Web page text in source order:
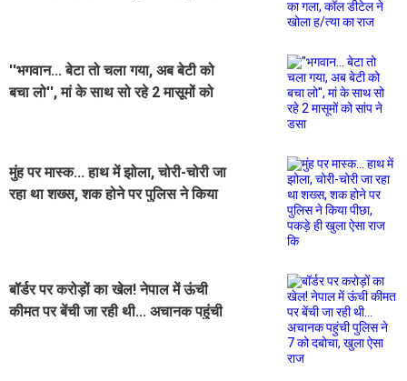
''भगवान... बेटा तो चला गया, अब बेटी को
बचा लो'', मां के साथ सो रहे 2 मासूमों को
मुंह पर मास्क... हाथ में झोला, चोरी-चोरी जा
रहा था शख्स, शक होने पर पुलिस ने किया
बॉर्डर पर करोड़ों का खेल! नेपाल में ऊंची
कीमत पर बेंची जा रही थी... अचानक पहुंची